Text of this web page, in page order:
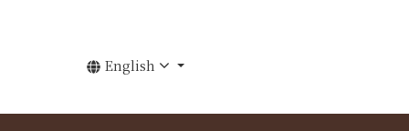
English